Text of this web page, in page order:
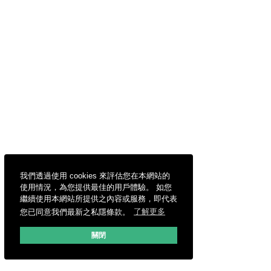
我們透過使用 cookies 來評估您在本網站的
使用情況，為您提供最佳的用戶體驗。 如您
繼續使用本網站所提供之內容或服務，即代表
您已同意我們最新之私隱條款。
了解更多
關閉